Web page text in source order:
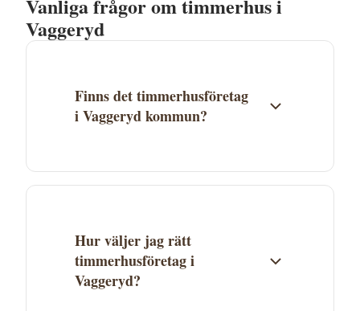
Vanliga frågor om timmerhus i
Vaggeryd
Finns det timmerhusföretag
i Vaggeryd kommun?
listade i Vaggeryd, men företag i
Hur väljer jag rätt
timmerhusföretag i
Vaggeryd?